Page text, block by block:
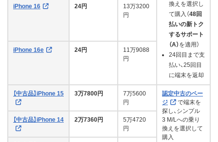
換えを選択し
て購入（48回
払いの新トク
するサポート
（A） を適用）
24回目まで支
払い、25回目
に端末を返却
iPhone 16 24円
13万3200
円
iPhone 16e 24円
11万9088
円
【中古品】iPhone 15 3万7800円
7万5600
円
認定中古のペー
ジ
で端末を
探し、シンプル
3 M/Lへの乗り
換えを選択して
購入
【中古品】iPhone 14 2万7360円
5万4720
円